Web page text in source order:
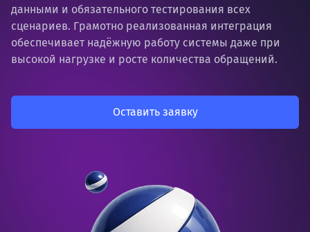
данными и обязательного тестирования всех
сценариев. Грамотно реализованная интеграция
обеспечивает надёжную работу системы даже при
высокой нагрузке и росте количества обращений.
Оставить заявку